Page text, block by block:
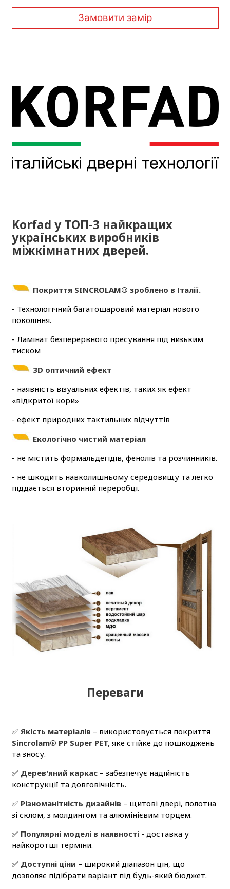
Замовити замір
Korfad у ТОП-3 найкращих
українських виробників
міжкімнатних дверей.
Покриття SINCROLAM® зроблено в Італії.
- Технологічний багатошаровий матеріал нового
покоління.
- Ламінат безперервного пресування під низьким
тиском
3D оптичний ефект
- наявність візуальних ефектів, таких як ефект
«відкритої кори»
- ефект природних тактильних відчуттів
Екологічно чистий матеріал
- не містить формальдегідів, фенолів та розчинників.
- не шкодить навколишньому середовищу та легко
піддається вторинній переробці.
Переваги
✅ Якість матеріалів – використовується покриття
Sincrolam® PP Super PET,яке стійке до пошкоджень
та зносу.
✅ Дерев'яний каркас– забезпечує надійність
конструкції та довговічність.
✅ Різноманітність дизайнів – щитові двері, полотна
зі склом, з молдингом та алюмінієвим торцем.
✅ Популярні моделі в наявності- доставка у
найкоротші терміни.
✅ Доступні ціни – широкий діапазон цін, що
дозволяє підібрати варіант під будь-який бюджет.